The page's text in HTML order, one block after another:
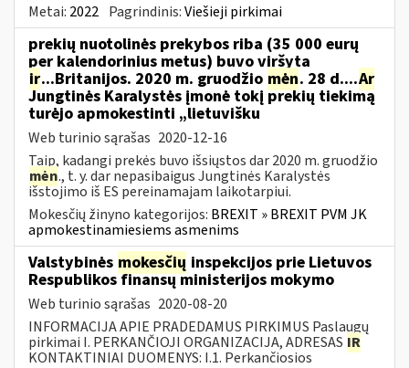
Metai: 2022 Pagrindinis:Viešieji pirkimai
prekių nuotolinės prekybos riba (35 000 eurų
per kalendorinius metus) buvo viršyta
ir...Britanijos. 2020 m. gruodžio mėn. 28 d....Ar
Jungtinės Karalystės įmonė tokį prekių tiekimą
turėjo apmokestinti „lietuvišku
Web turinio sąrašas 2020-12-16
Taip, kadangi prekės buvo išsiųstos dar 2020 m. gruodžio
mėn., t. y. dar nepasibaigus Jungtinės Karalystės
išstojimo iš ES pereinamajam laikotarpiui.
Mokesčių žinyno kategorijos: BREXIT » BREXIT PVM JK
apmokestinamiesiems asmenims
Valstybinės mokesčių inspekcijos prie Lietuvos
Respublikos finansų ministerijos mokymo
Web turinio sąrašas 2020-08-20
INFORMACIJA APIE PRADEDAMUS PIRKIMUS Paslaugų
pirkimai I. PERKANČIOJI ORGANIZACIJA, ADRESAS IR
KONTAKTINIAI DUOMENYS: I.1. Perkančiosios